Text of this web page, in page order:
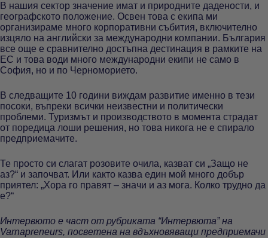
В нашия сектор значение имат и природните дадености, и
географското положение. Освен това с екипа ми
организираме много корпоративни събития, включително
изцяло на английски за международни компании. България
все още е сравнително достъпна дестинация в рамките на
ЕС и това води много международни екипи не само в
София, но и по Черноморието.
В следващите 10 години виждам развитие именно в тези
посоки, въпреки всички неизвестни и политически
проблеми. Туризмът и производството в момента страдат
от поредица лоши решения, но това никога не е спирало
предприемачите.
Те просто си слагат розовите очила, казват си „Защо не
аз?“ и започват. Или както казва един мой много добър
приятел: „Хора го правят – значи и аз мога. Колко трудно да
е?“
Интервюто е част от рубриката “Интервюта” на
Varnapreneurs, посветена на вдъхновяващи предприемачи